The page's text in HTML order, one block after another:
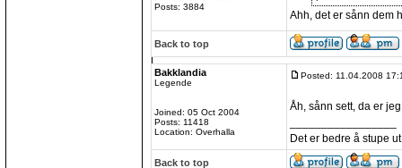
Posts: 3884
Ahh, det er sånn dem
Back to top
Bakklandia
Legende
Joined: 05 Oct 2004
Posts: 11418
Location: Overhalla
Posted: 11.04.2008
Åh, sånn sett, da er
Det er bedre å stupe
Back to top